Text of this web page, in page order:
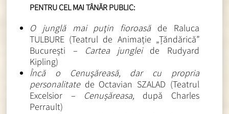
PENTRU CEL MAI TÂNĂR PUBLIC:
O junglă mai puţin fioroasă de Raluca
TULBURE (Teatrul de Animație „Țăndărică”
București – Cartea junglei de Rudyard
Kipling)
Încă o Cenuşăreasă, dar cu propria
personalitate de Octavian SZALAD (Teatrul
Excelsior – Cenușăreasa, după Charles
Perrault)